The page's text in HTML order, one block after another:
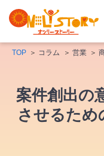
TOP コラム 営業
案件創出の
させるため